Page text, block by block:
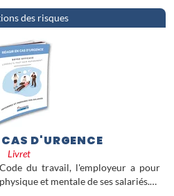
des risques
D'URGENCE
Livret
du travail, l'employeur a pour
et mentale de ses salariés.…